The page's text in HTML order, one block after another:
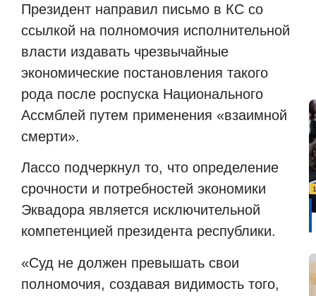
Президент направил письмо в КС со
ссылкой на полномочия исполнительной
власти издавать чрезвычайные
экономические постановления такого
рода после роспуска Национального
Ассмблей путем применения «взаимной
смерти».
Лассо подчеркнул то, что определение
срочности и потребностей экономики
Эквадора является исключительной
компетенцией президента республики.
«Суд не должен превышать свои
полномочия, создавая видимость того,